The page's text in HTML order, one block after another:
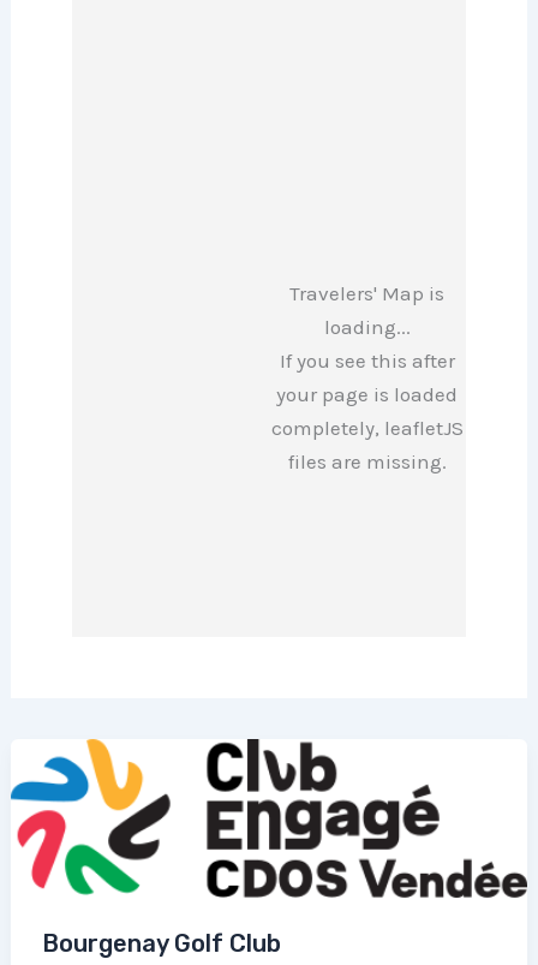
Travelers' Map is
loading...
If you see this after
your page is loaded
completely, leafletJS
files are missing.
Bourgenay Golf Club